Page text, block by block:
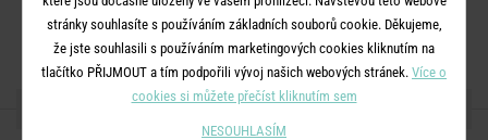
DALŠÍ PRODUKTY ZE SÉRIE
stránky souhlasíte s používáním základních souborů cookie. Děkujeme,
že jste souhlasili s používáním marketingových cookies kliknutím na
tlačítko PŘIJMOUT a tím podpořili vývoj našich webových stránek. Více o
cookies si můžete přečíst kliknutím sem
NESOUHLASÍM